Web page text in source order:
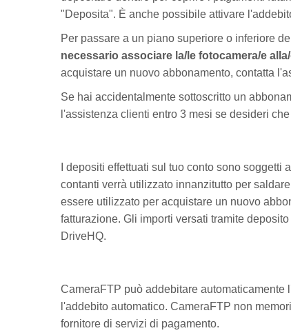
"Deposita". È anche possibile attivare
Per passare a un piano superiore o inferiore
necessario associare la/le fotocamera/e
acquistare un nuovo abbonamento, contatta
Se hai accidentalmente sottoscritto un
l'assistenza clienti entro 3 mesi se desideri
I depositi effettuati sul tuo conto sono
contanti verrà utilizzato innanzitutto per
essere utilizzato per acquistare un nuovo
fatturazione. Gli importi versati tramite
DriveHQ.
CameraFTP può addebitare
l'addebito automatico. CameraFTP non
fornitore di servizi di pagamento.